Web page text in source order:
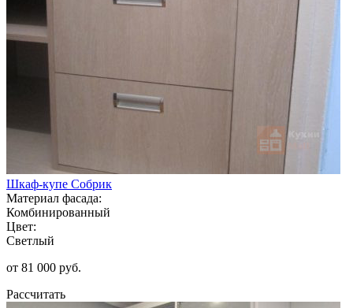
Шкаф-купе Собрик
Материал фасада:
Комбинированный
Цвет:
Светлый
от 81 000 руб.
Рассчитать